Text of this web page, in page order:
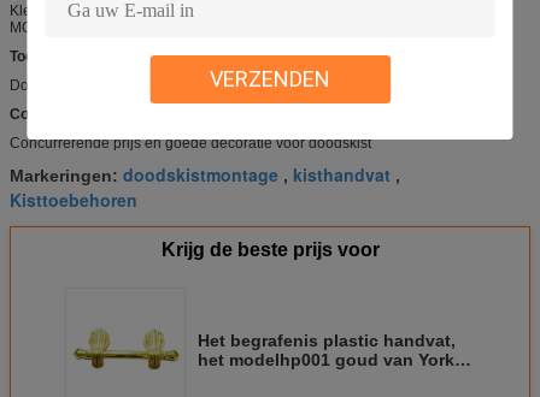
VERZENDEN
Kleur: Goud, Zilver of Brons
MOQ: 1000pcs
Toepassingen:
Doodskisthandvat
Concurrentievoordeel:
Concurrerende prijs en goede decoratie voor doodskist
Markeringen: doodskistmontage , kisthandvat ,
Kisttoebehoren
Krijg de beste prijs voor
Het begrafenis plastic handvat,
het modelhp001 goud van York,